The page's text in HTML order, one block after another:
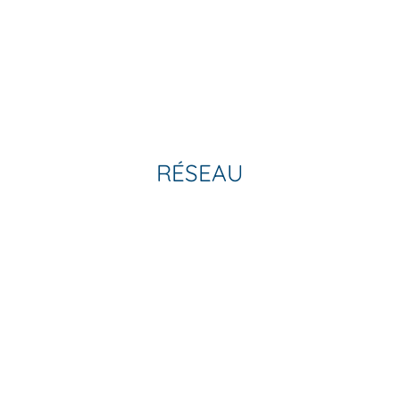
RÉSEAU